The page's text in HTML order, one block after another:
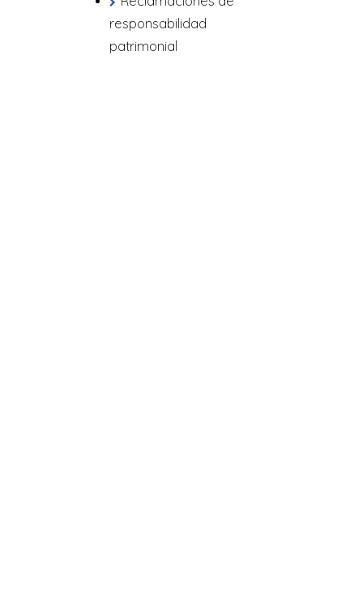
responsabilidad
patrimonial